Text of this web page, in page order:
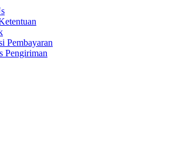
Pembayaran
Pengiriman